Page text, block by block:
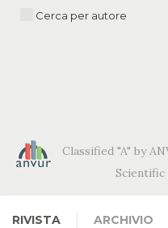
Cerca per autore
Classified "A" by
Scientific
RIVISTA ARCHIVIO